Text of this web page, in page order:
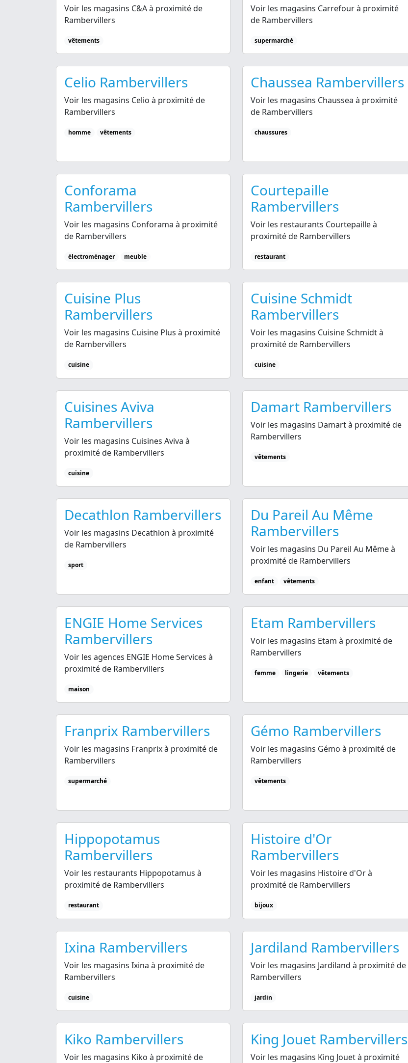
Voir les magasins C&A à proximité de
Rambervillers
vêtements
Voir les magasins Carrefour à proximité
de Rambervillers
supermarché
Celio Rambervillers
Voir les magasins Celio à proximité de
Rambervillers
homme vêtements
Chaussea Rambervillers
Voir les magasins Chaussea à proximité
de Rambervillers
chaussures
Conforama
Rambervillers
Voir les magasins Conforama à proximité
de Rambervillers
électroménager meuble
Courtepaille
Rambervillers
Voir les restaurants Courtepaille à
proximité de Rambervillers
restaurant
Cuisine Plus
Rambervillers
Voir les magasins Cuisine Plus à proximité
de Rambervillers
cuisine
Cuisine Schmidt
Rambervillers
Voir les magasins Cuisine Schmidt à
proximité de Rambervillers
cuisine
Cuisines Aviva
Rambervillers
Voir les magasins Cuisines Aviva à
proximité de Rambervillers
cuisine
Damart Rambervillers
Voir les magasins Damart à proximité de
Rambervillers
vêtements
Decathlon Rambervillers
Voir les magasins Decathlon à proximité
de Rambervillers
sport
Du Pareil Au Même
Rambervillers
Voir les magasins Du Pareil Au Même à
proximité de Rambervillers
enfant vêtements
ENGIE Home Services
Rambervillers
Voir les agences ENGIE Home Services à
proximité de Rambervillers
maison
Etam Rambervillers
Voir les magasins Etam à proximité de
Rambervillers
femme lingerie vêtements
Franprix Rambervillers
Voir les magasins Franprix à proximité de
Rambervillers
supermarché
Gémo Rambervillers
Voir les magasins Gémo à proximité de
Rambervillers
vêtements
Hippopotamus
Rambervillers
Voir les restaurants Hippopotamus à
proximité de Rambervillers
restaurant
Histoire d'Or
Rambervillers
Voir les magasins Histoire d'Or à
proximité de Rambervillers
bijoux
Ixina Rambervillers
Voir les magasins Ixina à proximité de
Rambervillers
cuisine
Jardiland Rambervillers
Voir les magasins Jardiland à proximité de
Rambervillers
jardin
Kiko Rambervillers
Voir les magasins Kiko à proximité de
King Jouet Rambervillers
Voir les magasins King Jouet à proximité